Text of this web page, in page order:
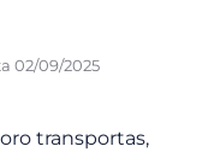
02/09/2025
transportas,